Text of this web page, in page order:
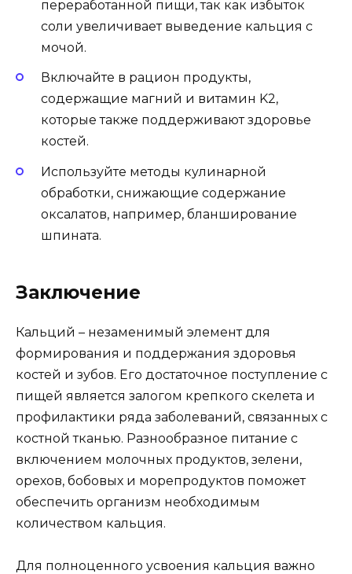
переработанной пищи, так как избыток
соли увеличивает выведение кальция с
мочой.
Включайте в рацион продукты,
содержащие магний и витамин K2,
которые также поддерживают здоровье
костей.
Используйте методы кулинарной
обработки, снижающие содержание
оксалатов, например, бланширование
шпината.
Заключение
Кальций – незаменимый элемент для
формирования и поддержания здоровья
костей и зубов. Его достаточное поступление с
пищей является залогом крепкого скелета и
профилактики ряда заболеваний, связанных с
костной тканью. Разнообразное питание с
включением молочных продуктов, зелени,
орехов, бобовых и морепродуктов поможет
обеспечить организм необходимым
количеством кальция.
Для полноценного усвоения кальция важно